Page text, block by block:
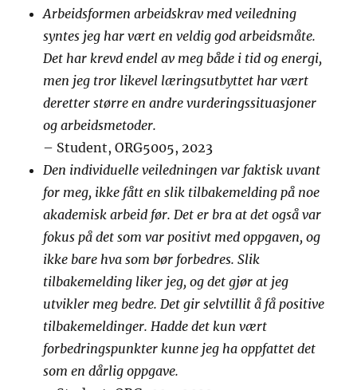
Arbeidsformen arbeidskrav med veiledning
syntes jeg har vært en veldig god arbeidsmåte.
Det har krevd endel av meg både i tid og energi,
men jeg tror likevel læringsutbyttet har vært
deretter større en andre vurderingssituasjoner
og arbeidsmetoder.
– Student, ORG5005, 2023
Den individuelle veiledningen var faktisk uvant
for meg, ikke fått en slik tilbakemelding på noe
akademisk arbeid før. Det er bra at det også var
fokus på det som var positivt med oppgaven, og
ikke bare hva som bør forbedres. Slik
tilbakemelding liker jeg, og det gjør at jeg
utvikler meg bedre. Det gir selvtillit å få positive
tilbakemeldinger. Hadde det kun vært
forbedringspunkter kunne jeg ha oppfattet det
som en dårlig oppgave.